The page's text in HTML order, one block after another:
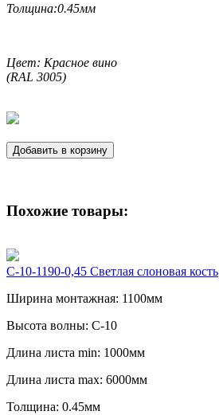
Толщина:0.45мм
Цвет: Красное вино
(RAL 3005)
Добавить в корзину
Похожие товары:
С-10-1190-0,45 Светлая слоновая кость
Ширина монтажная: 1100мм
Высота волны: C-10
Длина листа min: 1000мм
Длина листа max: 6000мм
Толщина: 0.45мм